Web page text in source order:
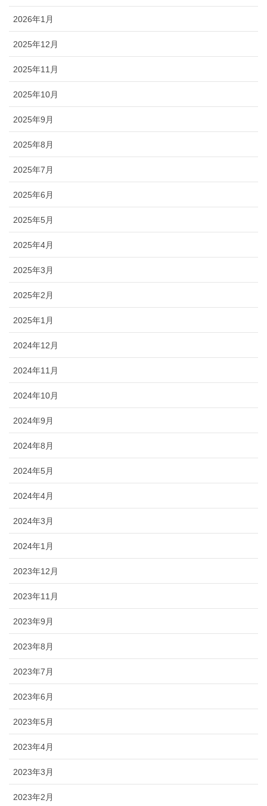
2026年1月
2025年12月
2025年11月
2025年10月
2025年9月
2025年8月
2025年7月
2025年6月
2025年5月
2025年4月
2025年3月
2025年2月
2025年1月
2024年12月
2024年11月
2024年10月
2024年9月
2024年8月
2024年5月
2024年4月
2024年3月
2024年1月
2023年12月
2023年11月
2023年9月
2023年8月
2023年7月
2023年6月
2023年5月
2023年4月
2023年3月
2023年2月